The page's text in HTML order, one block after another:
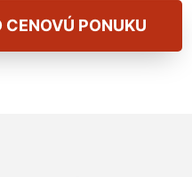
CENOVÚ PONUKU